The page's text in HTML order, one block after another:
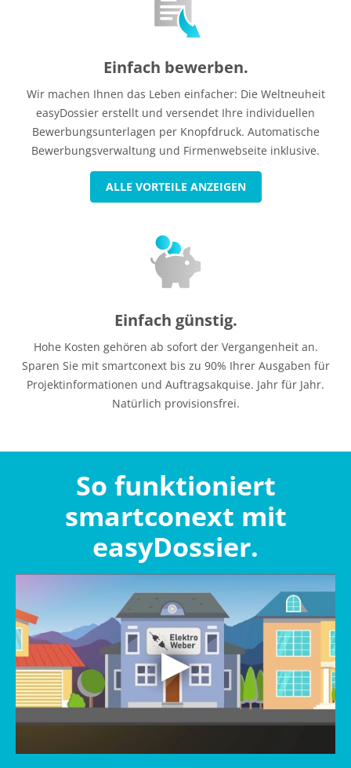
Einfach bewerben.
Wir machen Ihnen das Leben einfacher: Die Weltneuheit
easyDossier erstellt und versendet Ihre individuellen
Bewerbungsunterlagen per Knopfdruck. Automatische
Bewerbungsverwaltung und Firmenwebseite inklusive.
ALLE VORTEILE ANZEIGEN
Einfach günstig.
Hohe Kosten gehören ab sofort der Vergangenheit an.
Sparen Sie mit smartconext bis zu 90% Ihrer Ausgaben für
Projektinformationen und Auftragsakquise. Jahr für Jahr.
Natürlich provisionsfrei.
So funktioniert
smartconext mit
easyDossier.